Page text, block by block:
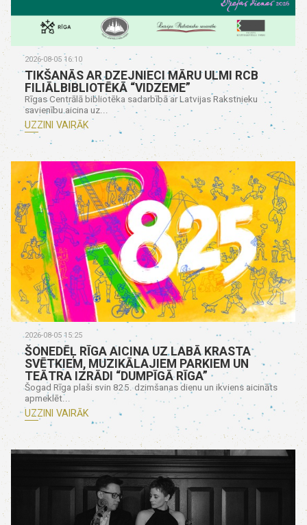
2026-08-05 16:10
TIKŠANĀS AR DZEJNIECI MĀRU ULMI RCB
FILIĀLBIBLIOTĒKĀ “VIDZEME”
Rīgas Centrālā bibliotēka sadarbībā ar Latvijas Rakstnieku
savienību aicina uz...
UZZINI VAIRĀK
2026-08-05 15:25
ŠONEDĒĻ RĪGA AICINA UZ LABĀ KRASTA
SVĒTKIEM, MUZIKĀLAJIEM PARKIEM UN
TEĀTRA IZRĀDI “DUMPĪGĀ RĪGA”
Šogad Rīga plaši svin 825. dzimšanas dienu un ikviens aicināts
apmeklēt...
UZZINI VAIRĀK